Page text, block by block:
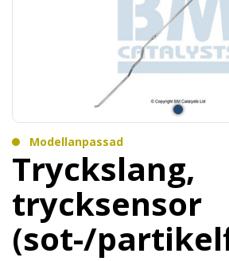
Modellanpassad
Tryckslang,
trycksensor
(sot-/